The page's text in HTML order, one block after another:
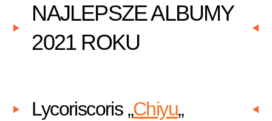
NAJLEPSZE ALBUMY
2021 ROKU
Lycoriscoris „Chiyu„